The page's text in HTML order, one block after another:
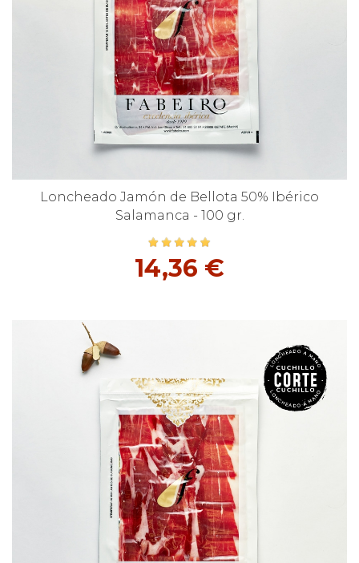
Loncheado Jamón de Bellota 50% Ibérico
Salamanca - 100 gr.
14,36 €